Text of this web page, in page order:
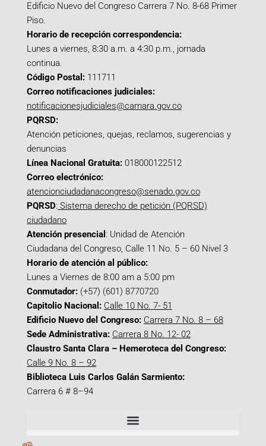
Edificio Nuevo del Congreso Carrera 7 No. 8-68 Primer
Piso.
Horario de recepción correspondencia:
Lunes a viernes, 8:30 a.m. a 4:30 p.m., jornada
continua.
Código Postal: 111711
Correo notificaciones judiciales:
notificacionesjudiciales@camara.gov.co
PQRSD:
Atención peticiones, quejas, reclamos, sugerencias y
denuncias
Línea Nacional Gratuita: 018000122512
Correo electrónico:
atencionciudadanacongreso@senado.gov.co
PQRSD: Sistema derecho de petición (PQRSD)
ciudadano
Atención presencial : Unidad de Atención
Ciudadana del Congreso, Calle 11 No. 5 – 60 Nivel 3
Horario de atención al público:
Lunes a Viernes de 8:00 am a 5:00 pm
Conmutador: (+57) (601) 8770720
Capitolio Nacional: Calle 10 No. 7- 51
Edificio Nuevo del Congreso: Carrera 7 No. 8 – 68
Sede Administrativa: Carrera 8 No. 12- 02
Claustro Santa Clara – Hemeroteca del Congreso:
Calle 9 No. 8 – 92
Biblioteca Luis Carlos Galán Sarmiento:
Carrera 6 # 8–94